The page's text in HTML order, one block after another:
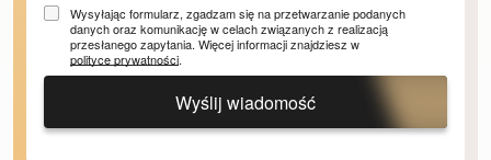
Wysyłając formularz, zgadzam się na przetwarzanie podanych
danych oraz komunikację w celach związanych z realizacją
przesłanego zapytania. Więcej informacji znajdziesz w
polityce prywatności.
Wyślij wiadomość